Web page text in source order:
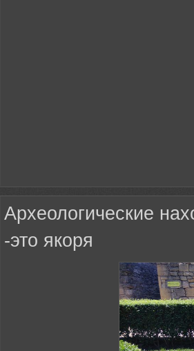
Археологические
-это якоря